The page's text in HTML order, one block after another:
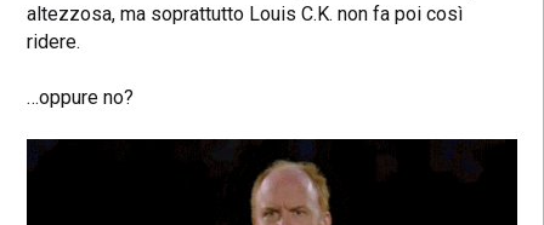
altezzosa, ma soprattutto Louis C.K. non fa poi così
ridere.
…oppure no?